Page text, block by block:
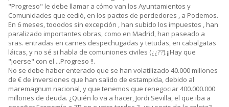
"Progreso" le debe llamar a cómo van los Ayuntamientos y
Comunidades que cedió, en los pactos de perdedores , a Podemos.
En 6 meses, tooodos sin excepción , han subido los impuestos , han
paralizado importantes obras, como en Madrid, han paseado a
sras. entradas en carnes despechugadas y tetudas, en cabalgatas
láicas, y no sé si habla de comuniones civiles (¿¿??).¡¡Hay que
"joerse" con el ...Progreso !!.
No se debe haber enterado que se han volatilizado 40.000 millones
de € de inversiones que han salido de estampida, debido al
maremagnum nacional, y que tenemos que renegociar 400.000.000
millones de deuda. ¿Quién lo va a hacer, Jordi Sevilla, el que iba a